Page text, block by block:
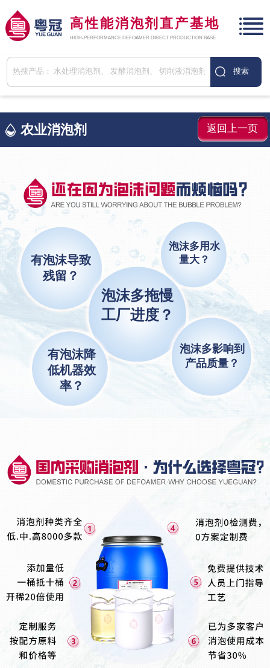
高性能消泡剂直产基地
HIGH-PERFORMANCE DEFOAMER DIRECT PRODUCTION BASE
农业消泡剂 返回上一页
有泡沫导致
残留？
泡沫多用水
量大？
泡沫多拖慢
工厂进度？
有泡沫降
低机器效
率？
泡沫多影响到
产品质量？